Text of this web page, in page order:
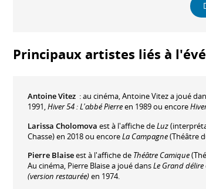
Principaux artistes liés à
Antoine Vitez : au cinéma, Antoine Vitez a joué
1991,Hiver 54 : L'abbé Pierreen 1989 ou encore
Larissa Cholomova est à l'affiche deLuz
Chasse) en 2018 ou encoreLa Campagne(Théâtre
Pierre Blaiseest à l'affiche de Théâtre Camique
Au cinéma, Pierre Blaise a joué dansLe Grand délire
(version restaurée)en 1974.